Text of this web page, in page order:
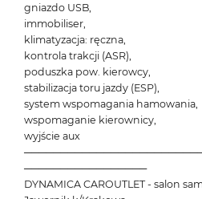
gniazdo USB,
immobiliser,
klimatyzacja: ręczna,
kontrola trakcji (ASR),
poduszka pow. kierowcy,
stabilizacja toru jazdy (ESP),
system wspomagania hamowania,
wspomaganie kierownicy,
wyjście aux
─────────────────
DYNAMICA CAROUTLET - salon